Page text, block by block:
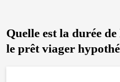
Quelle est la durée
le prêt viager